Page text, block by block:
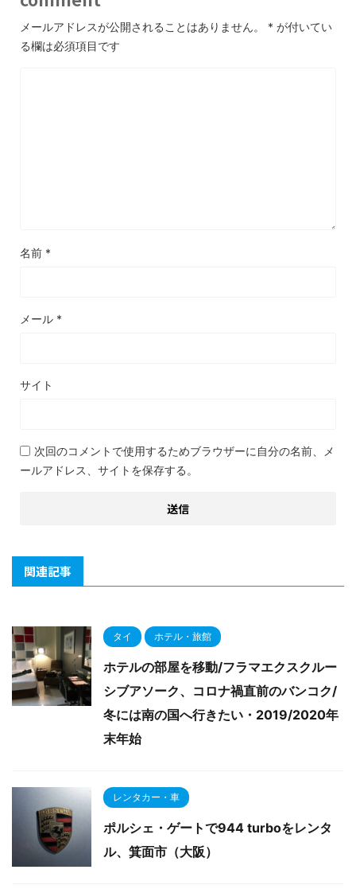
メールアドレスが公開されることはありません。 * が付いてい
る欄は必須項目です
名前 *
メール *
サイト
次回のコメントで使用するためブラウザーに自分の名前、メ
ールアドレス、サイトを保存する。
関連記事
タイ ホテル・旅館
ホテルの部屋を移動/フラマエクスクルー
シブアソーク、コロナ禍直前のバンコク/
冬には南の国へ行きたい・2019/2020年
末年始
レンタカー・車
ポルシェ・ゲートで944 turboをレンタ
ル、箕面市（大阪）